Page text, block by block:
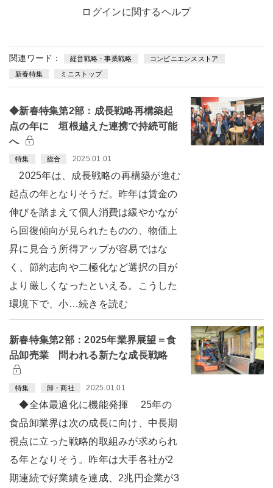
ログインに関するヘルプ
関連ワード： 経営戦略・事業戦略 コンビニエンスストア
新春特集 ミニストップ
◆新春特集第2部：成長戦略再構築起
点の年に 垣根越えた連携で持続可能
へ
特集 総合 2025.01.01
2025年は、成長戦略の再構築が進む
起点の年となりそうだ。昨年は賃金の
伸びを踏まえて個人消費は緩やかなが
ら回復傾向が見られたものの、物価上
昇に見合う所得アップが容易ではな
く、節約志向や二極化など選択の目が
より厳しくなったといえる。こうした
環境下で、小…続きを読む
新春特集第2部：2025年業界展望＝食
品卸売業 問われる新たな成長戦略
特集 卸・商社 2025.01.01
◆全体最適化に機能発揮 25年の
食品卸業界は次の成長に向け、中長期
視点に立った戦略的取組みが求められ
る年となりそう。昨年は大手各社が2
期連続で好業績を達成、2兆円企業が3